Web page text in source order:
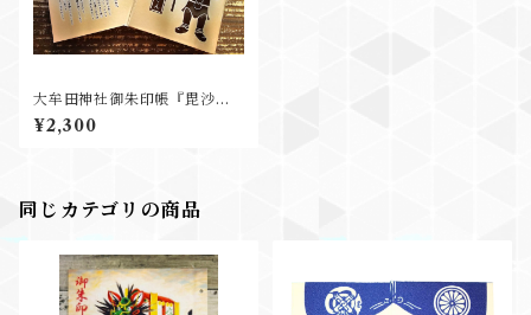
大牟田神社御朱印帳『毘沙門
さん』【通常サイズ】
¥2,300
同じカテゴリの商品